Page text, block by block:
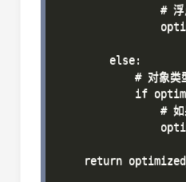
# 浮
        else:
# 对象类
if
# 如
return